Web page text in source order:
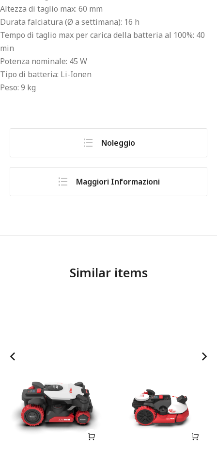
Altezza di taglio max: 60 mm
Durata falciatura (Ø a settimana): 16 h
Tempo di taglio max per carica della batteria al 100%: 40
min
Potenza nominale: 45 W
Tipo di batteria: Li-Ionen
Peso: 9 kg
Noleggio
Maggiori Informazioni
Similar items